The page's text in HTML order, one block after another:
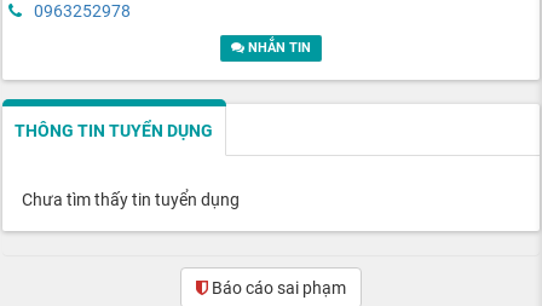
0963252978
NHẮN TIN
THÔNG TIN TUYỂN DỤNG
Chưa tìm thấy tin tuyển dụng
Báo cáo sai phạm